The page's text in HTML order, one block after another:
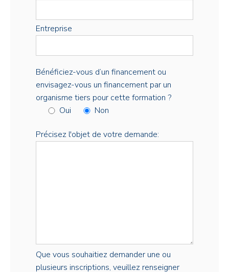
Entreprise
Bénéficiez-vous d’un financement ou
envisagez-vous un financement par un
organisme tiers pour cette formation ?
Oui
Non
Précisez l'objet de votre demande:
Que vous souhaitiez demander une ou
plusieurs inscriptions, veuillez renseigner